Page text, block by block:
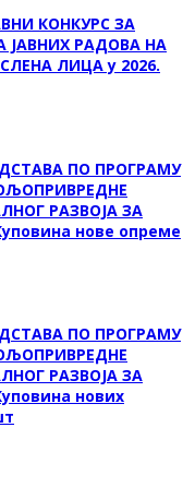
КОНКУРС ЗА
РАДОВА НА
ЛИЦА у 2026.
ПО ПРОГРАМУ
РАЗВОЈА ЗА
нове опреме
ПО ПРОГРАМУ
РАЗВОЈА ЗА
нових